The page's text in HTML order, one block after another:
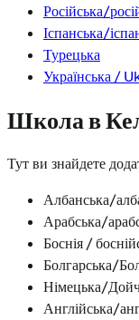
Російська/
Іспанська/
Турецька
Українська /
Школа в
Тут ви знайдете
Албанська/
Арабська/
Боснія /
Болгарська/
Німецька/
Англійська/